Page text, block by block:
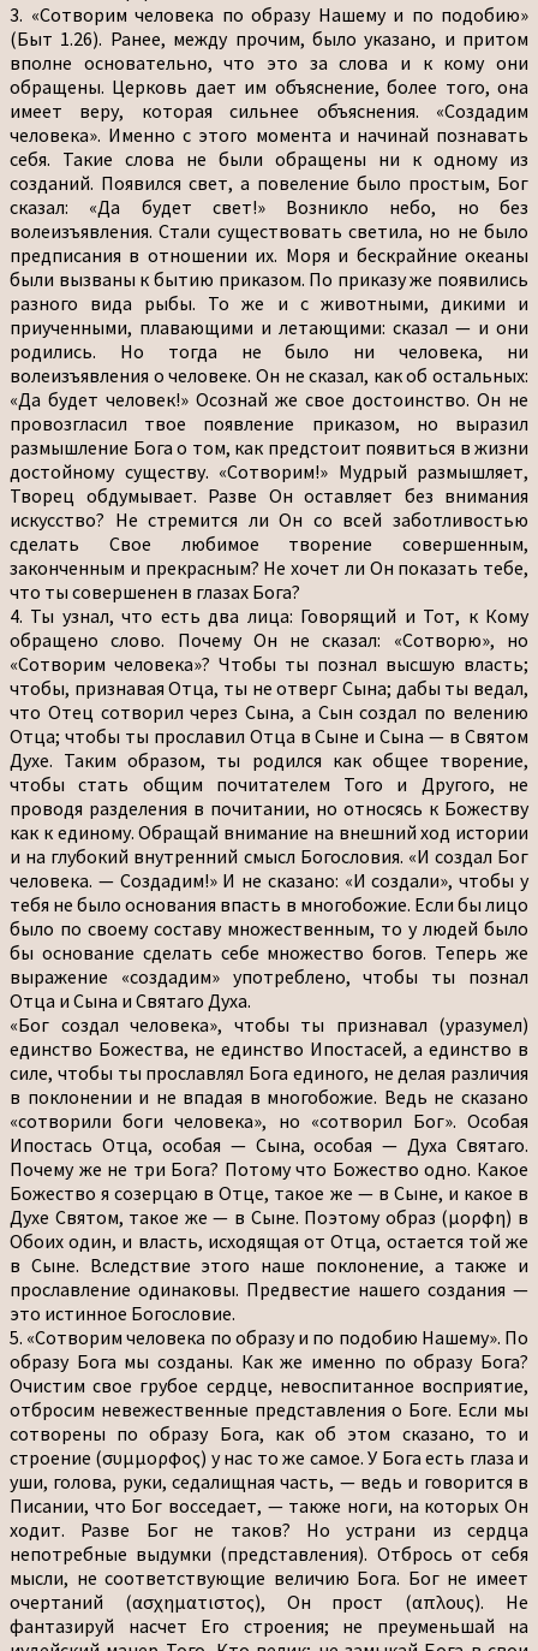
3. «Сотворим человека по образу Нашему и по подобию»
(Быт 1.26). Ранее, между прочим, было указано, и притом
вполне основательно, что это за слова и к кому они
обращены. Церковь дает им объяснение, более того, она
имеет веру, которая сильнее объяснения. «Создадим
человека». Именно с этого момента и начинай познавать
себя. Такие слова не были обращены ни к одному из
созданий. Появился свет, а повеление было простым, Бог
сказал: «Да будет свет!» Возникло небо, но без
волеизъявления. Стали существовать светила, но не было
предписания в отношении их. Моря и бескрайние океаны
были вызваны к бытию приказом. По приказу же появились
разного вида рыбы. То же и с животными, дикими и
приученными, плавающими и летающими: сказал — и они
родились. Но тогда не было ни человека, ни
волеизъявления о человеке. Он не сказал, как об остальных:
«Да будет человек!» Осознай же свое достоинство. Он не
провозгласил твое появление приказом, но выразил
размышление Бога о том, как предстоит появиться в жизни
достойному существу. «Сотворим!» Мудрый размышляет,
Творец обдумывает. Разве Он оставляет без внимания
искусство? Не стремится ли Он со всей заботливостью
сделать Свое любимое творение совершенным,
законченным и прекрасным? Не хочет ли Он показать тебе,
что ты совершенен в глазах Бога?
4. Ты узнал, что есть два лица: Говорящий и Тот, к Кому
обращено слово. Почему Он не сказал: «Сотворю», но
«Сотворим человека»? Чтобы ты познал высшую власть;
чтобы, признавая Отца, ты не отверг Сына; дабы ты ведал,
что Отец сотворил через Сына, а Сын создал по велению
Отца; чтобы ты прославил Отца в Сыне и Сына — в Святом
Духе. Таким образом, ты родился как общее творение,
чтобы стать общим почитателем Того и Другого, не
проводя разделения в почитании, но относясь к Божеству
как к единому. Обращай внимание на внешний ход истории
и на глубокий внутренний смысл Богословия. «И создал Бог
человека. — Создадим!» И не сказано: «И создали», чтобы у
тебя не было основания впасть в многобожие. Если бы лицо
было по своему составу множественным, то у людей было
бы основание сделать себе множество богов. Теперь же
выражение «создадим» употреблено, чтобы ты познал
Отца и Сына и Святаго Духа.
«Бог создал человека», чтобы ты признавал (уразумел)
единство Божества, не единство Ипостасей, а единство в
силе, чтобы ты прославлял Бога единого, не делая различия
в поклонении и не впадая в многобожие. Ведь не сказано
«сотворили боги человека», но «сотворил Бог». Особая
Ипостась Отца, особая — Сына, особая — Духа Святаго.
Почему же не три Бога? Потому что Божество одно. Какое
Божество я созерцаю в Отце, такое же — в Сыне, и какое в
Духе Святом, такое же — в Сыне. Поэтому образ (μορφη) в
Обоих один, и власть, исходящая от Отца, остается той же
в Сыне. Вследствие этого наше поклонение, а также и
прославление одинаковы. Предвестие нашего создания —
это истинное Богословие.
5. «Сотворим человека по образу и по подобию Нашему». По
образу Бога мы созданы. Как же именно по образу Бога?
Очистим свое грубое сердце, невоспитанное восприятие,
отбросим невежественные представления о Боге. Если мы
сотворены по образу Бога, как об этом сказано, то и
строение (συμμορφος) у нас то же самое. У Бога есть глаза и
уши, голова, руки, седалищная часть, — ведь и говорится в
Писании, что Бог восседает, — также ноги, на которых Он
ходит. Разве Бог не таков? Но устрани из сердца
непотребные выдумки (представления). Отбрось от себя
мысли, не соответствующие величию Бога. Бог не имеет
очертаний (ασχηματιστος), Он прост (απλους). Не
фантазируй насчет Его строения; не преуменьшай на